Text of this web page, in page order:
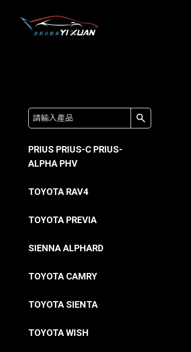
特別推薦
聯絡我們
PRIUS PRIUS-C PRIUS-
ALPHA PHV
TOYOTA RAV4
TOYOTA PREVIA
SIENNA ALPHARD
TOYOTA CAMRY
TOYOTA SIENTA
TOYOTA WISH